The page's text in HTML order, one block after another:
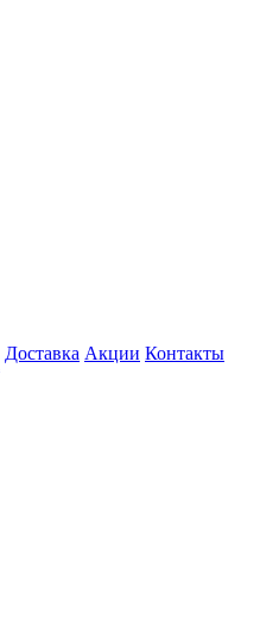
Доставка Акции Контакты